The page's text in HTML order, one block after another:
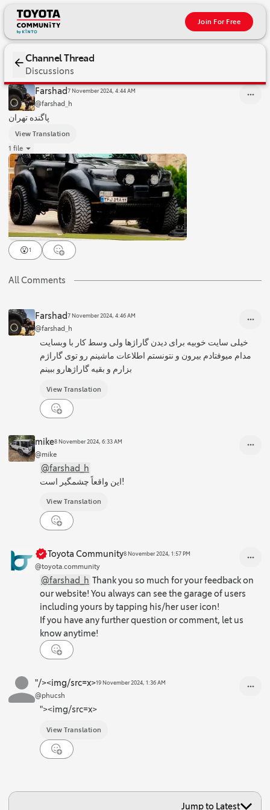
Join For Free
Channel Thread
Discussions
پاگنده تهرانFarshad 7 November 2024, 4:44 AM
@farshad_h
پاگنده تهران
View Translation
1 file
😮1
All Comments
"/><img/src=x>19 November 2024, 1:36 AM
@phucsh
"><img/src=x>
View Translation
Toyota Community8 November 2024, 1:57 PM
@toyota.community
@farshad_h Thank you so much for your feedback on
our website! You always can see the garage of users
including yours by tapping his/her user icon!
If you have any further question or comment, let us
know anytime!
mike8 November 2024, 6:33 AM
@mike
@farshad_h
این واقعاً چشمگیر است!
View Translation
Farshad 7 November 2024, 4:46 AM
@farshad_h
خیلی سایت خوبیه برای دیدن گاراژها ولی وسط کار با وبسایت
مدام میوفتادم بیرون و نتونستم اطلاعات ماشینم رو توی گاراژم
بزارم و بقیه گاراژهارو ببینم
View Translation
Jump to Latest